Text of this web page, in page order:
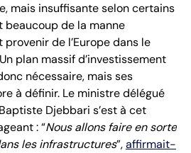
mais insuffisante selon certains
de la manne
de l’Europe dans le
plan massif d’investissement
nécessaire, mais ses
à définir. Le ministre délégué
Djebbari s’est à cet
: “Nous allons faire en sorte
les infrastructures”,affirmait-